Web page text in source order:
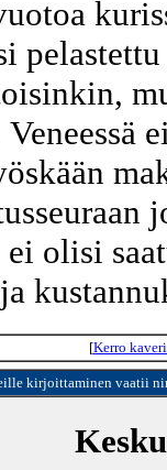
olisi
[Kerro
kirjoittaminen vaatii